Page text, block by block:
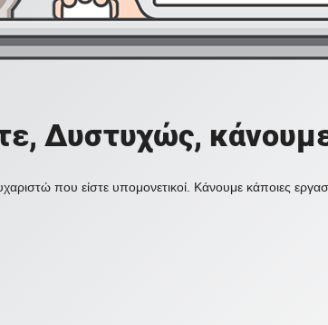
Δυστυχώς,
που είστε υπομονετικοί. Κάνουμε κάποιες